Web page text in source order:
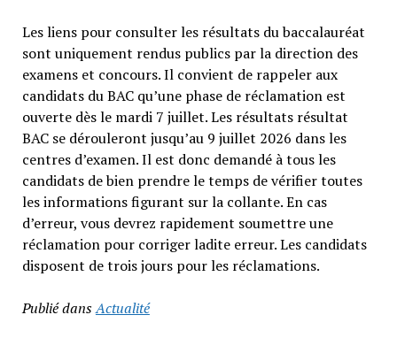
Les liens pour consulter les résultats du baccalauréat
sont uniquement rendus publics par la direction des
examens et concours. Il convient de rappeler aux
candidats du BAC qu’une phase de réclamation est
ouverte dès le mardi 7 juillet. Les résultats résultat
BAC se dérouleront jusqu’au 9 juillet 2026 dans les
centres d’examen. Il est donc demandé à tous les
candidats de bien prendre le temps de vérifier toutes
les informations figurant sur la collante. En cas
d’erreur, vous devrez rapidement soumettre une
réclamation pour corriger ladite erreur. Les candidats
disposent de trois jours pour les réclamations.
Publié dansActualité